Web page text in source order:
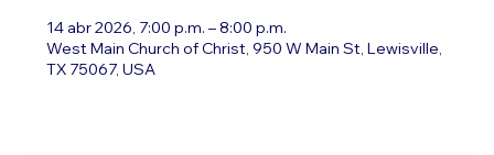
14 abr 2026, 7:00 p.m. – 8:00 p.m.
West Main Church of Christ, 950 W Main St, Lewisville,
TX 75067, USA